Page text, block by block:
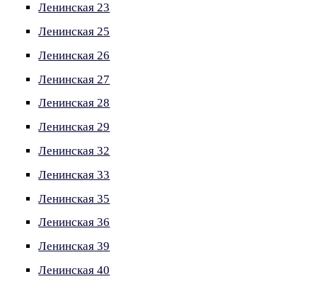
Ленинская 23
Ленинская 25
Ленинская 26
Ленинская 27
Ленинская 28
Ленинская 29
Ленинская 32
Ленинская 33
Ленинская 35
Ленинская 36
Ленинская 39
Ленинская 40